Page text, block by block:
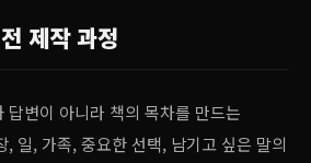
제작 과정
답변이 아니라 책의 목차를 만드는
, 일, 가족, 중요한 선택, 남기고 싶은 말의